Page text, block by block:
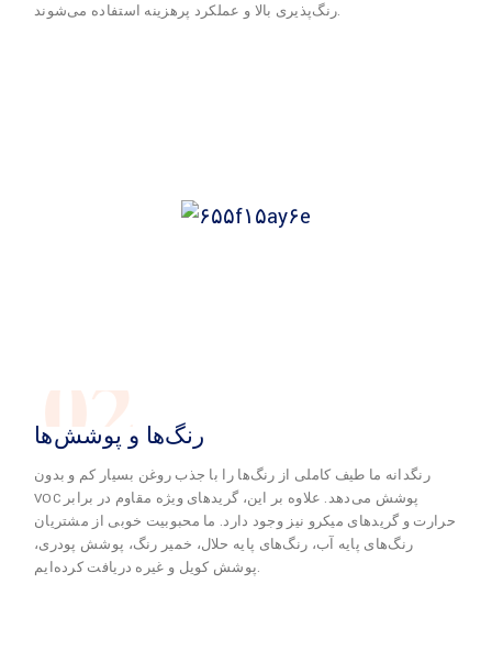
رنگ‌پذیری بالا و عملکرد پرهزینه استفاده می‌شوند.
02
رنگ‌ها و پوشش‌ها
رنگدانه ما طیف کاملی از رنگ‌ها را با جذب روغن بسیار کم و بدون
VOC پوشش می‌دهد. علاوه بر این، گریدهای ویژه مقاوم در برابر
حرارت و گریدهای میکرو نیز وجود دارد. ما محبوبیت خوبی از مشتریان
رنگ‌های پایه آب، رنگ‌های پایه حلال، خمیر رنگ، پوشش پودری،
پوشش کویل و غیره دریافت کرده‌ایم.